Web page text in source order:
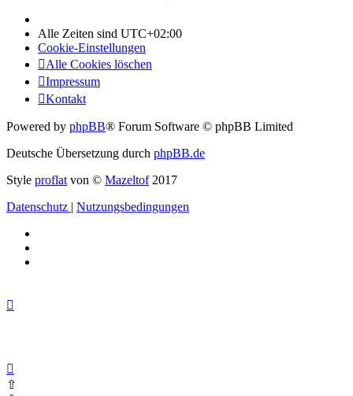
Alle Zeiten sind UTC+02:00
Cookie-Einstellungen
Alle Cookies löschen
Impressum
Kontakt
Powered by phpBB® Forum Software © phpBB Limited
Deutsche Übersetzung durch phpBB.de
Style proflat von © Mazeltof2017
Datenschutz | Nutzungsbedingungen
⇧